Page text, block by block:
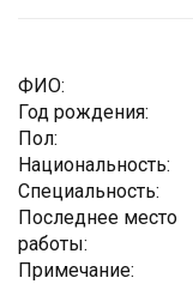
ФИО:
Год рождения:
Пол:
Национальность:
Специальность:
Последнее место
работы:
Примечание: